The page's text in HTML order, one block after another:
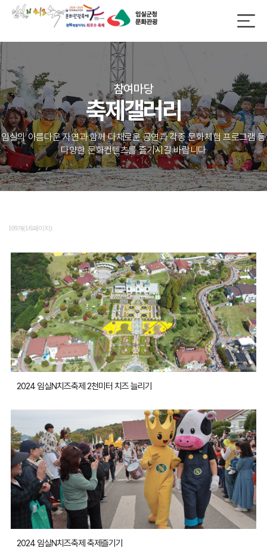
참여마당
축제갤러리
임실의 아름다운 자연과 함께 다채로운 공연과 각종 문화체험 프로그램 등
다양한 문화컨텐츠를 즐기시길 바랍니다
109개(1/6페이지)
2024 임실N치즈축제 2천미터 치즈 늘리기
2024 임실N치즈축제 축제즐기기